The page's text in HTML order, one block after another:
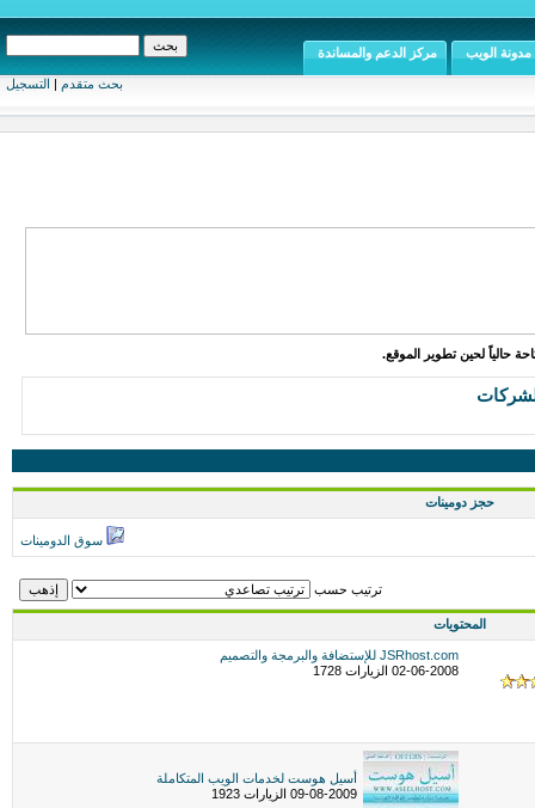
بحث متقدم | التسجيل
مدونة الويب مركز الدعم والمساندة
حالياً لحين تطوير الموقع.
حجز دومينات
سوق الدومينات
ترتيب حسب
المحتويات
JSRhost.com للإستضافة والبرمجة والتصميم
02-06-2008 الزيارات 1728
أسيل هوست لخدمات الويب المتكاملة
09-08-2009 الزيارات 1923